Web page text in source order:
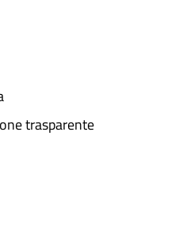
trasparente